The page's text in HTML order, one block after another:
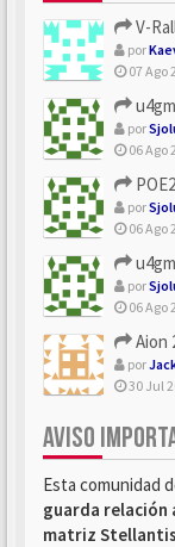
V-
por
07 Ago
u4gm
por
06 Ago
POE2
por
06 Ago
u4gm
por
06 Ago
Aion
por
30 Jul
AVISO
Esta comunidad
guarda relación
matriz Stellantis